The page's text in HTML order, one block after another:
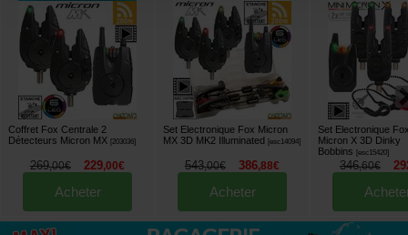
Coffret Fox Centrale 2
Détecteurs Micron MX [203036]
269,00€ 229,00€
Acheter
Set Electronique Fox Micron
MX 3D MK2 Illuminated
[esc14094]
543,00€ 386,88€
Acheter
Set Electronique
Micron X 3D Dinky
Bobbins
[esc15420]
346,60€